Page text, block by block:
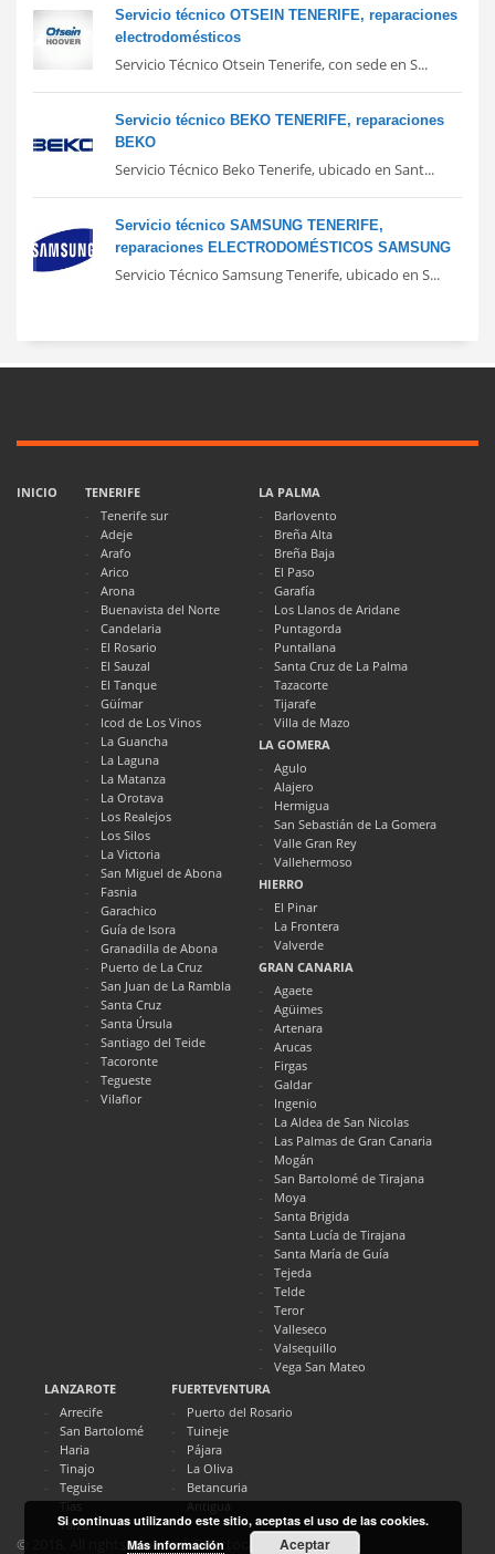
Servicio técnico OTSEIN TENERIFE, reparaciones
electrodomésticos
Servicio Técnico Otsein Tenerife, con sede en S...
Servicio técnico BEKO TENERIFE, reparaciones
BEKO
Servicio Técnico Beko Tenerife, ubicado en Sant...
Servicio técnico SAMSUNG TENERIFE,
reparaciones ELECTRODOMÉSTICOS SAMSUNG
Servicio Técnico Samsung Tenerife, ubicado en S...
INICIO
TENERIFE
Tenerife sur
Adeje
Arafo
Arico
Arona
Buenavista del Norte
Candelaria
El Rosario
El Sauzal
El Tanque
Güímar
Icod de Los Vinos
La Guancha
La Laguna
La Matanza
La Orotava
Los Realejos
Los Silos
La Victoria
San Miguel de Abona
Fasnia
Garachico
Guía de Isora
Granadilla de Abona
Puerto de La Cruz
San Juan de La Rambla
Santa Cruz
Santa Úrsula
Santiago del Teide
Tacoronte
Tegueste
Vilaflor
LA PALMA
Barlovento
Breña Alta
Breña Baja
El Paso
Garafía
Los Llanos de Aridane
Puntagorda
Puntallana
Santa Cruz de La Palma
Tazacorte
Tijarafe
Villa de Mazo
LA GOMERA
Agulo
Alajero
Hermigua
San Sebastián de La Gomera
Valle Gran Rey
Vallehermoso
HIERRO
El Pinar
La Frontera
Valverde
GRAN CANARIA
Agaete
Agüimes
Artenara
Arucas
Firgas
Galdar
Ingenio
La Aldea de San Nicolas
Las Palmas de Gran Canaria
Mogán
San Bartolomé de Tirajana
Moya
Santa Brigida
Santa Lucía de Tirajana
Santa María de Guía
Tejeda
Telde
Teror
Valleseco
Valsequillo
Vega San Mateo
LANZAROTE
Arrecife
San Bartolomé
Haria
Tinajo
Teguise
Tías
Yaiza
FUERTEVENTURA
Puerto del Rosario
Tuineje
Pájara
La Oliva
Betancuria
Antigua
© 2018. All rights reserved. Directocanarias.com
Si continuas utilizando este sitio, aceptas el uso de las cookies.
Más información
Aceptar